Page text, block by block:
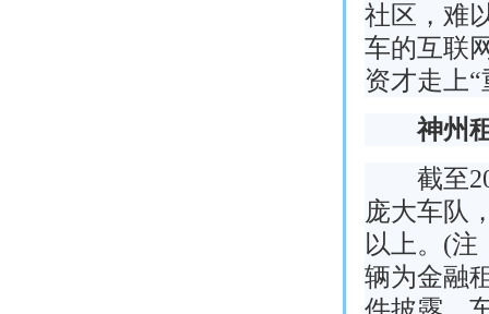
社区，难
车的互联
资才走上
神州租
截至
庞大车队
以上。(注
辆为金融